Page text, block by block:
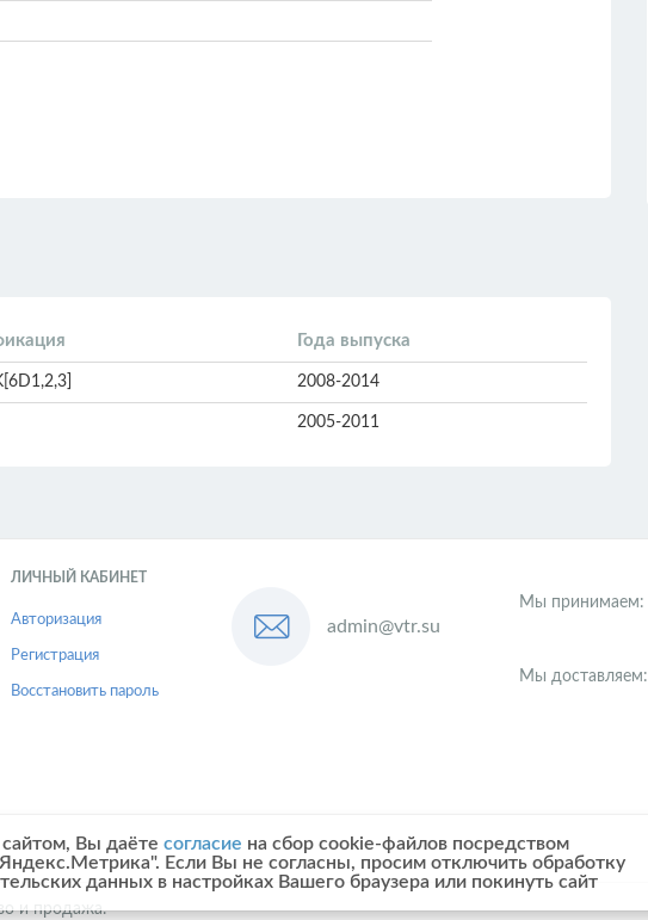
Года выпуска
2008-2014
2005-2011
ЛИЧНЫЙ КАБИНЕТ
Авторизация
Регистрация
Восстановить пароль
admin@vtr.su
Мы принимаем:
Мы доставляем:
и продажа.
Вы даёте согласие на сбор cookie-файлов посредством
Если Вы не согласны, просим отключить обработку
данных в настройках Вашего браузера или покинуть сайт